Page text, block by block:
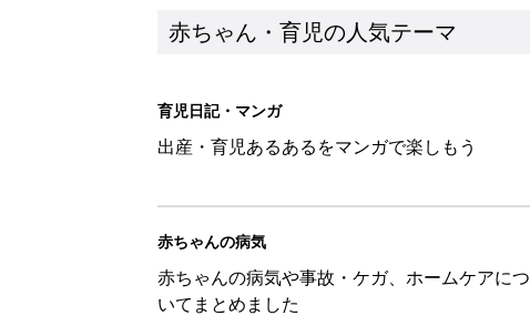
赤ちゃん・育児の人気テーマ
育児日記・マンガ
出産・育児あるあるをマンガで楽しもう
赤ちゃんの病気
赤ちゃんの病気や事故・ケガ、ホームケアにつ
いてまとめました